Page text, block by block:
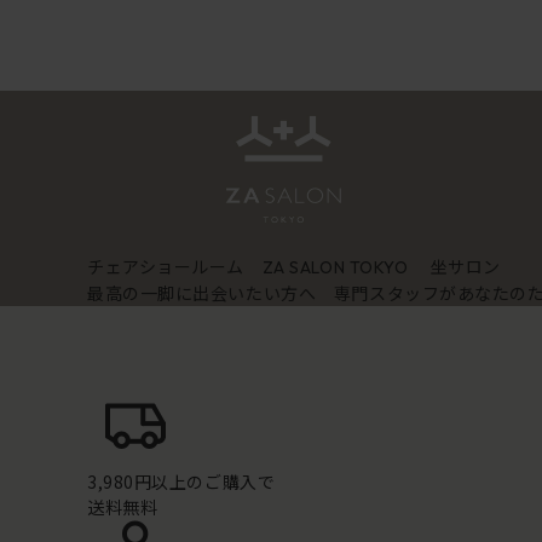
チェアショールーム ZA SALON TOKYO
坐サロン
最高の一脚に出会いたい方へ 専門スタッフがあなたの
3,980円以上のご購入で
送料無料